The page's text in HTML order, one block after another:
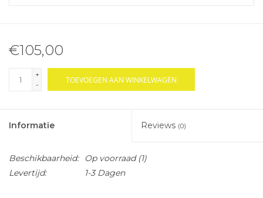
€105,00
+
-
TOEVOEGEN AAN WINKELWAGEN
Informatie Reviews (0)
Beschikbaarheid: Op voorraad(1)
Levertijd:
1-3 Dagen